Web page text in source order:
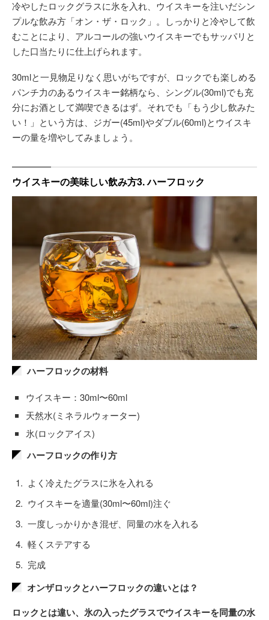
冷やしたロックグラスに氷を入れ、ウイスキーを注いだシン
プルな飲み方「オン・ザ・ロック」。しっかりと冷やして飲
むことにより、アルコールの強いウイスキーでもサッパリと
した口当たりに仕上げられます。
30mlと一見物足りなく思いがちですが、ロックでも楽しめる
パンチ力のあるウイスキー銘柄なら、シングル(30ml)でも充
分にお酒として満喫できるはず。それでも「もう少し飲みた
い！」という方は、ジガー(45ml)やダブル(60ml)とウイスキ
ーの量を増やしてみましょう。
ウイスキーの美味しい飲み方3. ハーフロック
ハーフロックの材料
ウイスキー：30ml〜60ml
天然水(ミネラルウォーター)
氷(ロックアイス)
ハーフロックの作り方
よく冷えたグラスに氷を入れる
ウイスキーを適量(30ml〜60ml)注ぐ
一度しっかりかき混ぜ、同量の水を入れる
軽くステアする
完成
オンザロックとハーフロックの違いとは？
ロックとは違い、氷の入ったグラスでウイスキーを同量の水